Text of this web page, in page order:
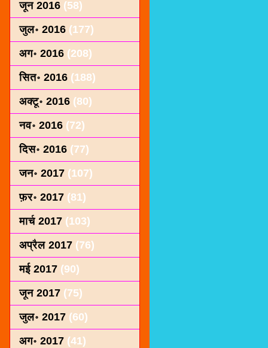
जून 2016 (58)
जुल॰ 2016 (177)
अग॰ 2016 (208)
सित॰ 2016 (188)
अक्टू॰ 2016 (80)
नव॰ 2016 (72)
दिस॰ 2016 (77)
जन॰ 2017 (107)
फ़र॰ 2017 (81)
मार्च 2017 (103)
अप्रैल 2017 (76)
मई 2017 (90)
जून 2017 (75)
जुल॰ 2017 (60)
अग॰ 2017 (41)